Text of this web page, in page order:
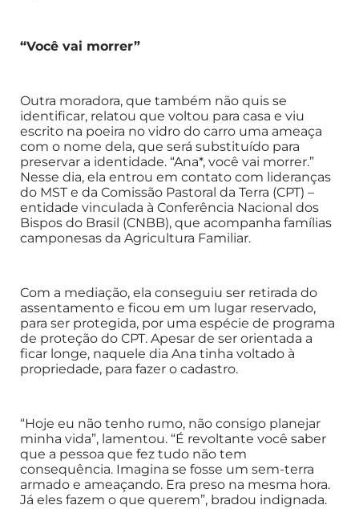
“Você vai morrer”
Outra moradora, que também não quis se
identificar, relatou que voltou para casa e viu
escrito na poeira no vidro do carro uma ameaça
com o nome dela, que será substituído para
preservar a identidade. “Ana*, você vai morrer.”
Nesse dia, ela entrou em contato com lideranças
do MST e da Comissão Pastoral da Terra (CPT) –
entidade vinculada à Conferência Nacional dos
Bispos do Brasil (CNBB), que acompanha famílias
camponesas da Agricultura Familiar.
Com a mediação, ela conseguiu ser retirada do
assentamento e ficou em um lugar reservado,
para ser protegida, por uma espécie de programa
de proteção do CPT. Apesar de ser orientada a
ficar longe, naquele dia Ana tinha voltado à
propriedade, para fazer o cadastro.
“Hoje eu não tenho rumo, não consigo planejar
minha vida”, lamentou. “É revoltante você saber
que a pessoa que fez tudo não tem
consequência. Imagina se fosse um sem-terra
armado e ameaçando. Era preso na mesma hora.
Já eles fazem o que querem”, bradou indignada.